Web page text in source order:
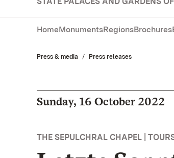
HomeMonumentsRegionsBrochures
Press & media Press releases
Sunday, 16 October 2022
THE SEPULCHRAL CHAPEL |